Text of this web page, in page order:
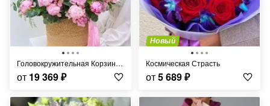
Головокружительная Корзина Пионов
от 19 369₽
Новый
Космическая Страсть
от5 689₽